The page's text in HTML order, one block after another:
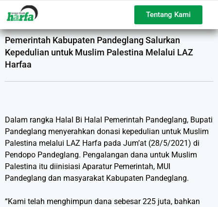
Tentang Kami
Pemerintah Kabupaten Pandeglang Salurkan
Kepedulian untuk Muslim Palestina Melalui LAZ
Harfaa
Dalam rangka Halal Bi Halal Pemerintah Pandeglang, Bupati
Pandeglang menyerahkan donasi kepedulian untuk Muslim
Palestina melalui LAZ Harfa pada Jum’at (28/5/2021) di
Pendopo Pandeglang. Pengalangan dana untuk Muslim
Palestina itu diinisiasi Aparatur Pemerintah, MUI
Pandeglang dan masyarakat Kabupaten Pandeglang.
“Kami telah menghimpun dana sebesar 225 juta, bahkan